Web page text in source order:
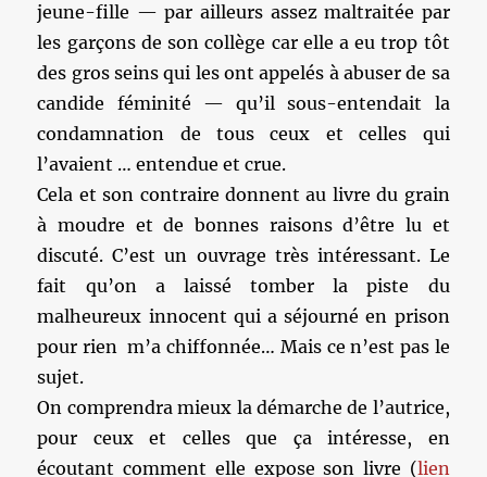
jeune-fille — par ailleurs assez maltraitée par
les garçons de son collège car elle a eu trop tôt
des gros seins qui les ont appelés à abuser de sa
candide féminité — qu’il sous-entendait la
condamnation de tous ceux et celles qui
l’avaient … entendue et crue.
Cela et son contraire donnent au livre du grain
à moudre et de bonnes raisons d’être lu et
discuté. C’est un ouvrage très intéressant. Le
fait qu’on a laissé tomber la piste du
malheureux innocent qui a séjourné en prison
pour rien m’a chiffonnée… Mais ce n’est pas le
sujet.
On comprendra mieux la démarche de l’autrice,
pour ceux et celles que ça intéresse, en
écoutant comment elle expose son livre (lien